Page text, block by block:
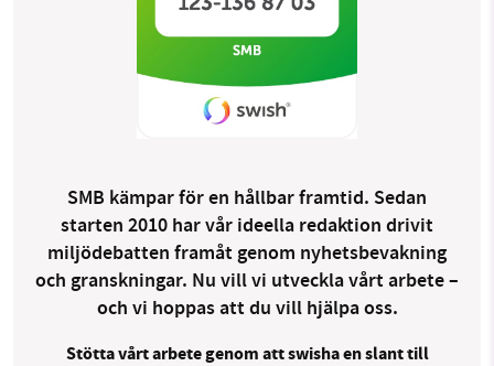
SMB kämpar för en hållbar framtid. Sedan
starten 2010 har vår ideella redaktion drivit
miljödebatten framåt genom nyhetsbevakning
och granskningar. Nu vill vi utveckla vårt arbete –
och vi hoppas att du vill hjälpa oss.
Stötta vårt arbete genom att swisha en slant till